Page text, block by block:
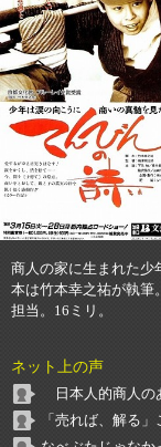
商人の家に生まれた少
本は竹本幸之祐が執筆
担当。16ミリ。
ネット上の声
日本人的商人の
「売れば、解る